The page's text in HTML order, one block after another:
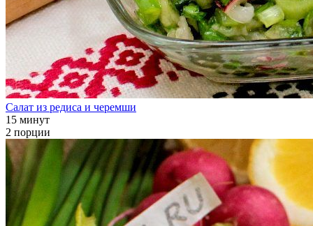
Салат из редиса и черемши
15 минут
2 порции